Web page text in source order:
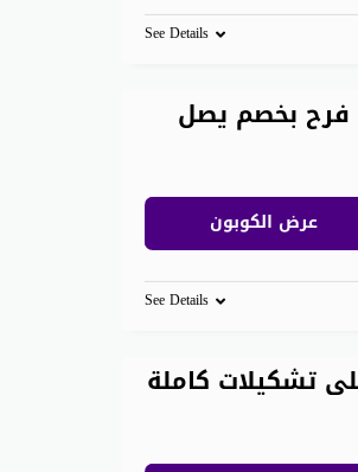
See Details
بخصم يصل
عرض الكوبون
See Details
ضخمة على تشكيلات كاملة